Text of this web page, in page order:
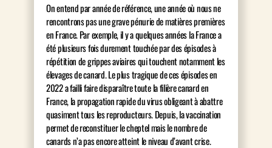
On entend par année de référence, une année où nous ne
rencontrons pas une grave pénurie de matières premières
en France. Par exemple, il y a quelques années la France a
été plusieurs fois durement touchée par des épisodes à
répétition de grippes aviaires qui touchent notamment les
élevages de canard. Le plus tragique de ces épisodes en
2022 a failli faire disparaître toute la filière canard en
France, la propagation rapide du virus obligeant à abattre
quasiment tous les reproducteurs. Depuis, la vaccination
permet de reconstituer le cheptel mais le nombre de
canards n’a pas encore atteint le niveau d’avant crise.